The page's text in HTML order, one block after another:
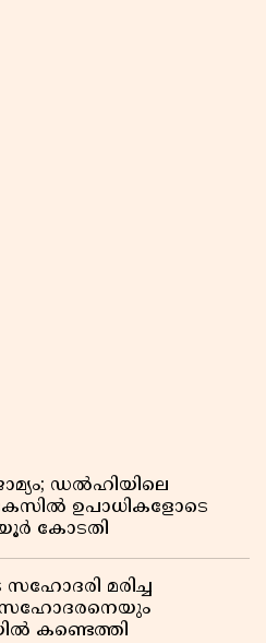
ഡൽഹിയിലെ
ഉപാധികളോടെ
കോടതി
സഹോദരി മരിച്ച
സഹോദരനെയും
കണ്ടെത്തി